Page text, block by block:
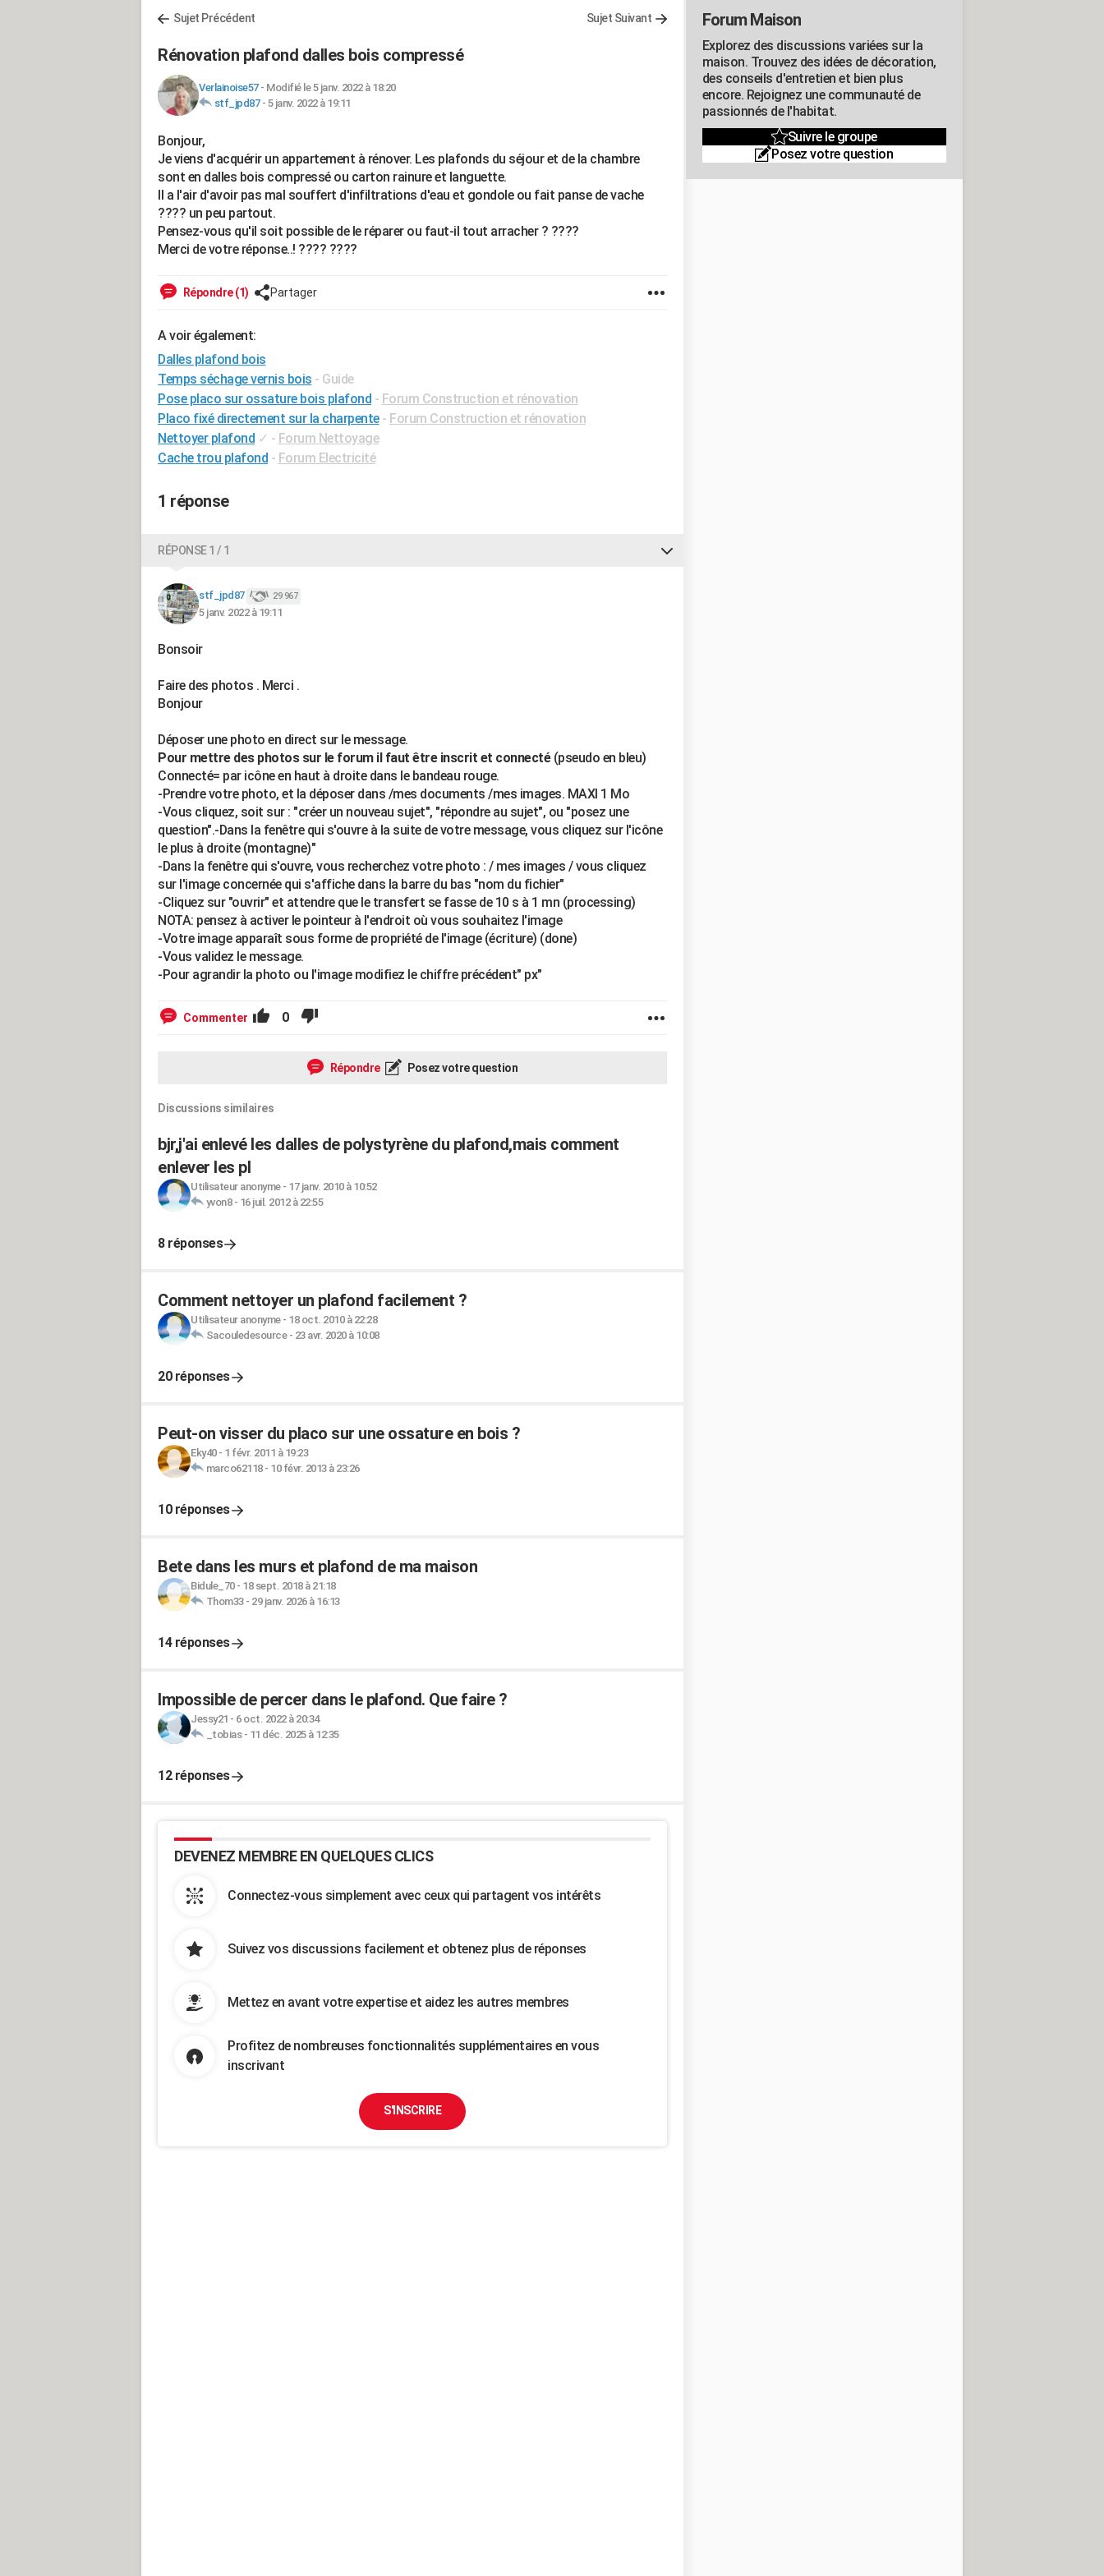
Sujet Précédent Sujet Suivant
Rénovation plafond dalles bois compressé
Verlainoise57- Modifié le 5 janv. 2022 à 18:20
stf_jpd87- 5 janv. 2022 à 19:11
Bonjour,
Je viens d'acquérir un appartement à rénover. Les plafonds du séjour et de la chambre
sont en dalles bois compressé ou carton rainure et languette.
Il a l'air d'avoir pas mal souffert d'infiltrations d'eau et gondole ou fait panse de vache
???? un peu partout.
Pensez-vous qu'il soit possible de le réparer ou faut-il tout arracher ? ????
Merci de votre réponse..! ???? ????
Répondre (1) Partager
A voir également:
Dalles plafond bois
Temps séchage vernis bois - Guide
Pose placo sur ossature bois plafond - Forum Construction et rénovation
Placo fixé directement sur la charpente - Forum Construction et rénovation
Nettoyer plafond ✓ - Forum Nettoyage
Cache trou plafond - Forum Electricité
1 réponse
RÉPONSE 1 / 1
stf_jpd87 29 967
5 janv. 2022 à 19:11
Bonsoir
Faire des photos . Merci .
Bonjour
Déposer une photo en direct sur le message.
Pour mettre des photos sur le forum il faut être inscrit et connecté (pseudo en bleu)
Connecté= par icône en haut à droite dans le bandeau rouge.
-Prendre votre photo, et la déposer dans /mes documents /mes images. MAXI 1 Mo
-Vous cliquez, soit sur : "créer un nouveau sujet", "répondre au sujet", ou "posez une
question".-Dans la fenêtre qui s'ouvre à la suite de votre message, vous cliquez sur l'icône
le plus à droite (montagne)"
-Dans la fenêtre qui s'ouvre, vous recherchez votre photo : / mes images / vous cliquez
sur l'image concernée qui s'affiche dans la barre du bas "nom du fichier"
-Cliquez sur "ouvrir" et attendre que le transfert se fasse de 10 s à 1 mn (processing)
NOTA: pensez à activer le pointeur à l'endroit où vous souhaitez l'image
-Votre image apparaît sous forme de propriété de l'image (écriture) (done)
-Vous validez le message.
-Pour agrandir la photo ou l'image modifiez le chiffre précédent" px"
Commenter 0
Répondre Posez votre question
Discussions similaires
bjr,j'ai enlevé les dalles de polystyrène du plafond,mais comment
enlever les pl
Utilisateur anonyme- 17 janv. 2010 à 10:52
yvon8- 16 juil. 2012 à 22:55
8 réponses
Comment nettoyer un plafond facilement ?
Utilisateur anonyme- 18 oct. 2010 à 22:28
Sacouledesource- 23 avr. 2020 à 10:08
20 réponses
Peut-on visser du placo sur une ossature en bois ?
Eky40- 1 févr. 2011 à 19:23
marco62118- 10 févr. 2013 à 23:26
10 réponses
Bete dans les murs et plafond de ma maison
Bidule_70- 18 sept. 2018 à 21:18
Thom33- 29 janv. 2026 à 16:13
14 réponses
Impossible de percer dans le plafond. Que faire ?
Jessy21 - 6 oct. 2022 à 20:34
_tobias- 11 déc. 2025 à 12:35
12 réponses
DEVENEZ MEMBRE EN QUELQUES CLICS
Connectez-vous simplement avec ceux qui partagent vos intérêts
Suivez vos discussions facilement et obtenez plus de réponses
Mettez en avant votre expertise et aidez les autres membres
Profitez de nombreuses fonctionnalités supplémentaires en vous
inscrivant
S'INSCRIRE
Forum Maison
Explorez des discussions variées sur la
maison. Trouvez des idées de décoration,
des conseils d'entretien et bien plus
encore. Rejoignez une communauté de
passionnés de l'habitat.
Suivre le groupe
Posez votre question